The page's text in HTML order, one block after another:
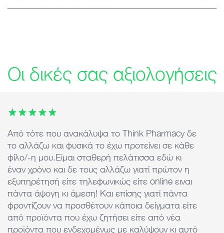
Οι δικές σας αξιολογήσεις
This carousel contains 7 images. Use arrow keys or the
Από τότε που ανακάλυψα το Think Pharmacy δε
το αλλάζω και φυσικά το έχω προτείνει σε κάθε
φίλο/-η μου.Είμαι σταθερή πελάτισσα εδώ κι
έναν χρόνο και δε τους αλλάζω γιατί πρώτον η
εξυπηρέτησή είτε τηλεφωνικώς είτε online ειναι
πάντα άψογη κι άμεση! Και επίσης γιατί πάντα
φροντίζουν να προσθέτουν κάποια δείγματα είτε
από προϊόντα που έχω ζητήσει είτε από νέα
προϊόντα που ενδεχομένως με καλύψουν κι αυτό